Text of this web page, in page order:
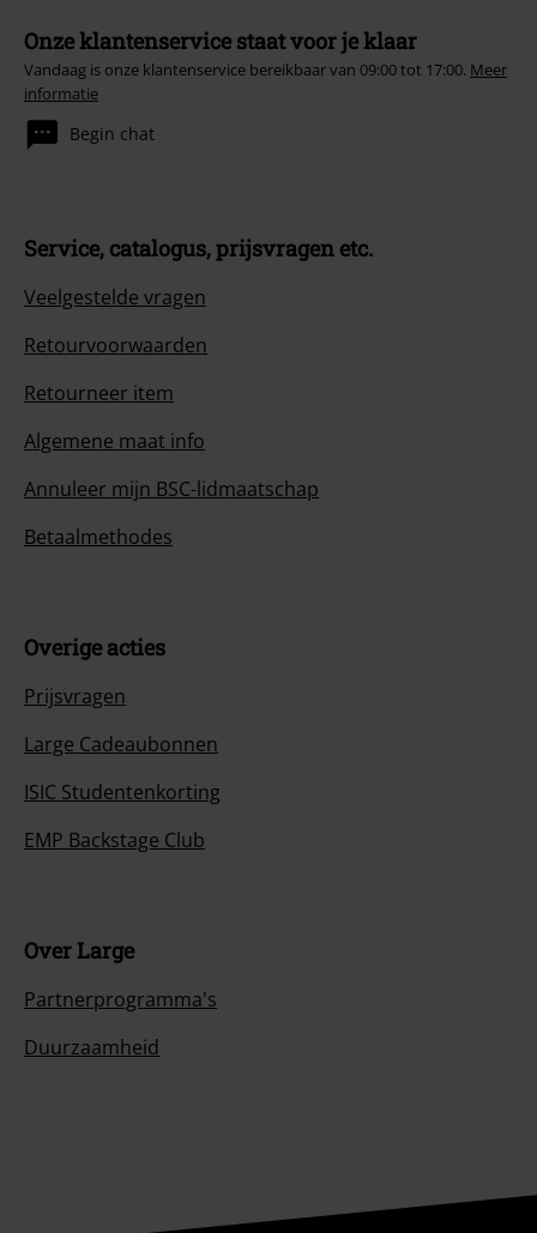
Onze klantenservice staat voor je klaar
Vandaag is onze klantenservice bereikbaar van 09:00 tot 17:00. Meer
informatie
Begin chat
Service, catalogus, prijsvragen etc.
Veelgestelde vragen
Retourvoorwaarden
Retourneer item
Algemene maat info
Annuleer mijn BSC-lidmaatschap
Betaalmethodes
Overige acties
Prijsvragen
Large Cadeaubonnen
ISIC Studentenkorting
EMP Backstage Club
Over Large
Partnerprogramma's
Duurzaamheid